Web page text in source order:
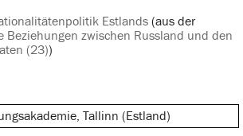
Estlands(aus der
Beziehungen zwischen Russland und den
(23))
Tallinn (Estland)